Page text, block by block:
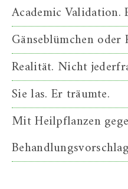
Academic Validation.
Gänseblümchen oder
Realität. Nicht
Sie las. Er träumte.
Mit Heilpflanzen